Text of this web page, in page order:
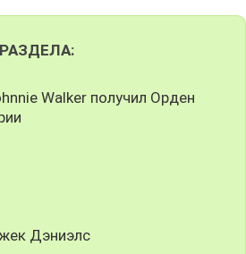
Walker получил Орден
Дэниэлс